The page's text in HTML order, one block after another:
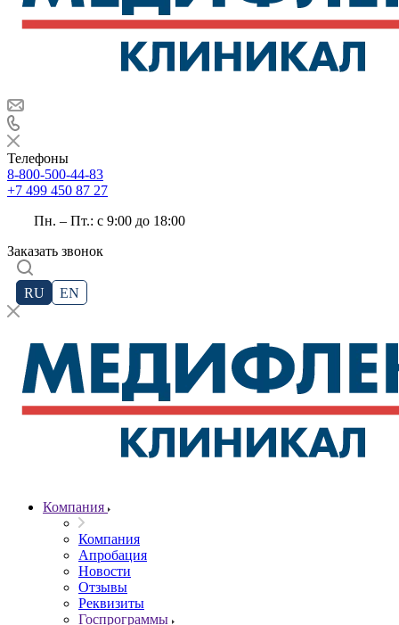
Телефоны
8-800-500-44-83
+7 499 450 87 27
Пн. – Пт.: с 9:00 до 18:00
Заказать звонок
RU EN
Компания
Компания
Апробация
Новости
Отзывы
Реквизиты
Госпрограммы